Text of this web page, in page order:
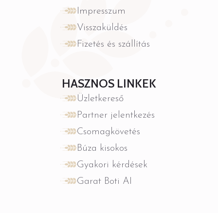
Impresszum
Visszaküldés
Fizetés és szállítás
HASZNOS LINKEK
Üzletkereső
Partner jelentkezés
Csomagkövetés
Búza kisokos
Gyakori kérdések
Garat Boti AI